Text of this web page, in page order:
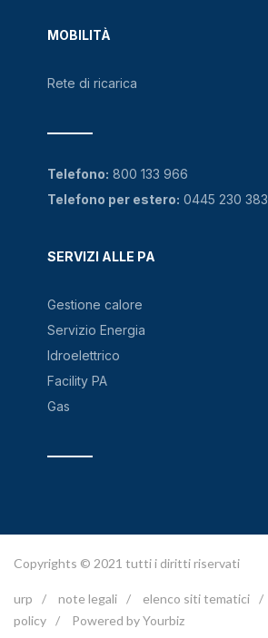
MOBILITÀ
Rete di ricarica
SERVIZI ALLE PA
Gestione calore
Servizio Energia
Idroelettrico
Facility PA
Gas
Telefono: 800 133 966
Telefono per estero: 0445 230 383
Copyrights © 2021 tutti i diritti riservati
urp / note legali / elenco siti tematici /
policy / Powered by Yourbiz